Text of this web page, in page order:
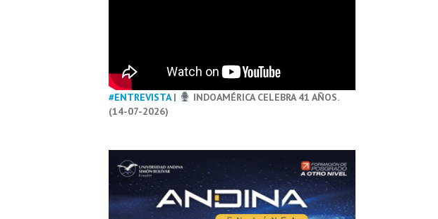
#ENTREVISTA|
INDOAMÉRICA CELEBRA 41 AÑOS.
(14-07-2026)